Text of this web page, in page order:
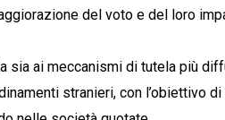
del voto e del loro
sia ai meccanismi di tutela più
stranieri, con l’obiettivo